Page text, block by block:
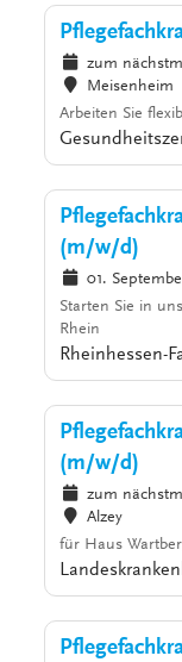
zum
Meisenheim
Arbeiten Sie
(m/w/d)
01.
Starten Sie in
Rhein
Rheinhessen-
(m/w/d)
zum
Alzey
für Haus